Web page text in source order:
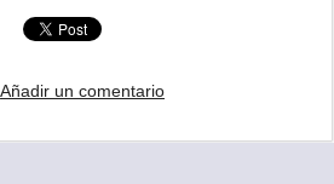
Añadir un comentario